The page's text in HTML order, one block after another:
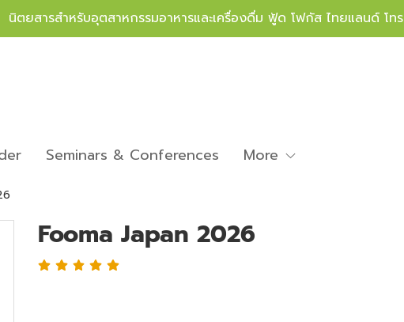
นิตยสารสำหรับอุตสาหกรรมอาหารและเครื่องดื่ม ฟู้ด โฟกัส ไทยแลนด์ โทร
Seminars & Conferences More
Fooma Japan 2026